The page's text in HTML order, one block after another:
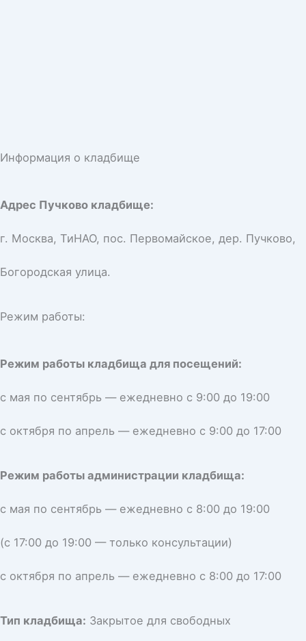
Информация о кладбище
Адрес Пучково кладбище:
г. Москва, ТиНАО, пос. Первомайское, дер. Пучково,
Богородская улица.
Режим работы:
Режим работы кладбища для посещений:
с мая по сентябрь — ежедневно с 9:00 до 19:00
с октября по апрель — ежедневно с 9:00 до 17:00
Режим работы администрации кладбища:
с мая по сентябрь — ежедневно с 8:00 до 19:00
(с 17:00 до 19:00 — только консультации)
с октября по апрель — ежедневно с 8:00 до 17:00
Тип кладбища: Закрытое для свободных